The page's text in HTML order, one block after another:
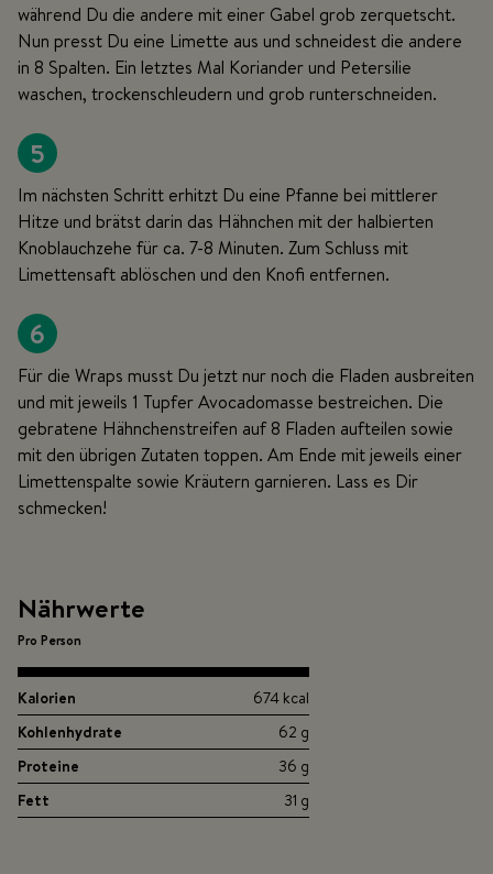
während Du die andere mit einer Gabel grob zerquetscht.
Nun presst Du eine Limette aus und schneidest die andere
in 8 Spalten. Ein letztes Mal Koriander und Petersilie
waschen, trockenschleudern und grob runterschneiden.
5
Im nächsten Schritt erhitzt Du eine Pfanne bei mittlerer
Hitze und brätst darin das Hähnchen mit der halbierten
Knoblauchzehe für ca. 7-8 Minuten. Zum Schluss mit
Limettensaft ablöschen und den Knofi entfernen.
6
Für die Wraps musst Du jetzt nur noch die Fladen ausbreiten
und mit jeweils 1 Tupfer Avocadomasse bestreichen. Die
gebratene Hähnchenstreifen auf 8 Fladen aufteilen sowie
mit den übrigen Zutaten toppen. Am Ende mit jeweils einer
Limettenspalte sowie Kräutern garnieren. Lass es Dir
schmecken!
Nährwerte
Pro Person
Kalorien
674 kcal
Kohlenhydrate
62 g
Proteine
36 g
Fett
31 g